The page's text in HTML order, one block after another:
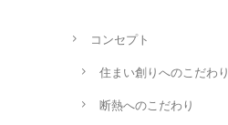
コンセプト
住まい創りへのこだわり
断熱へのこだわり